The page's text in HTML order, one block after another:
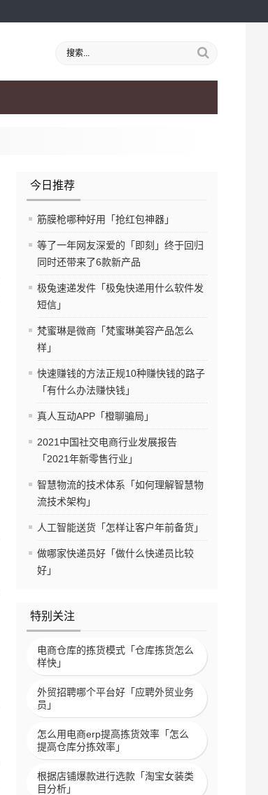
今日推荐
筋膜枪哪种好用「抢红包神器」
等了一年网友深爱的「即刻」终于回归
同时还带来了6款新产品
极兔速递发件「极兔快递用什么软件发
短信」
梵蜜琳是微商「梵蜜琳美容产品怎么
样」
快速赚钱的方法正规10种赚快钱的路子
「有什么办法赚快钱」
真人互动APP「橙聊骗局」
2021中国社交电商行业发展报告
「2021年新零售行业」
智慧物流的技术体系「如何理解智慧物
流技术架构」
人工智能送货「怎样让客户年前备货」
做哪家快递员好「做什么快递员比较
好」
特别关注
电商仓库的拣货模式「仓库拣货怎么
样快」
外贸招聘哪个平台好「应聘外贸业务
员」
怎么用电商erp提高拣货效率「怎么
提高仓库分拣效率」
根据店铺爆款进行选款「淘宝女装类
目分析」